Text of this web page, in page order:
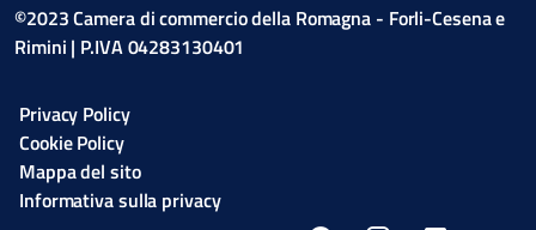
©2023 Camera di commercio della Romagna - Forli-Cesena e
Rimini | P.IVA 04283130401
Privacy Policy
Cookie Policy
Mappa del sito
Informativa sulla privacy